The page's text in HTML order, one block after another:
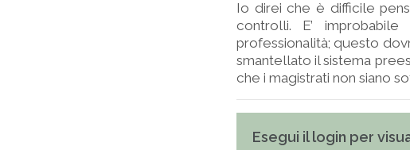
Io direi che è difficile
controlli. E’
professionalità; questo
smantellato il sistema
che i magistrati non siano
Esegui il login per